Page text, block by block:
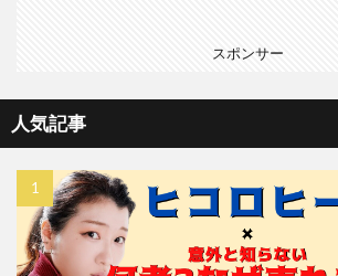
スポンサー
人気記事